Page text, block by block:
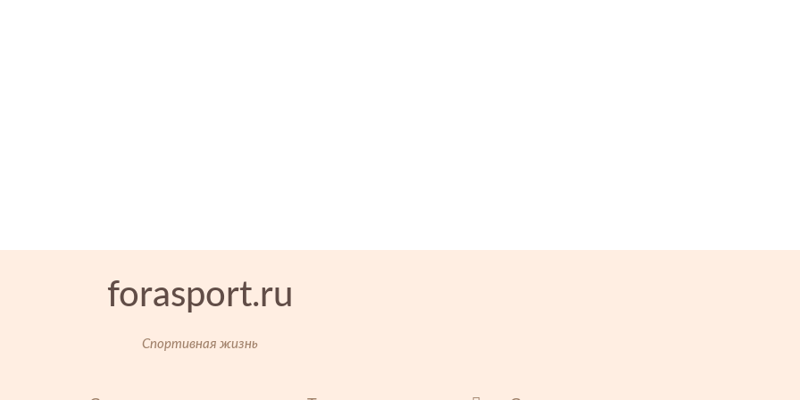
forasport.ru
Спортивная жизнь